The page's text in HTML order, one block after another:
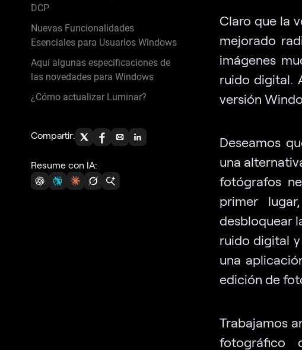
DCP
Nuevas Funcionalidades
Esenciales para Usuarios Windows
Aquí algunas especificaciones de
las novedades para Windows
¿Cómo actualizar Luminar?
Compartir:
Resume con IA:
Claro que la
mejorado
imágenes
ruido digital.
versión
Deseamos
una
fotógrafos
primer
desbloquear
ruido digital
una
edición de
Trabajamos
fotográfico